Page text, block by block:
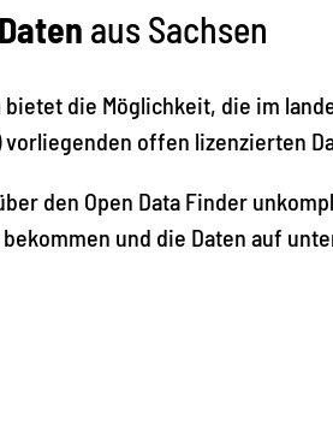
aus Sachsen
bietet die Möglichkeit, die im
offen lizenzierten
den Open Data Finder
und die Daten auf